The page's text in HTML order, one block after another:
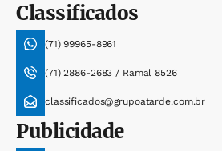
Classificados
(71) 99965-8961
(71) 2886-2683 / Ramal 8526
classificados@grupoatarde.com.br
Publicidade